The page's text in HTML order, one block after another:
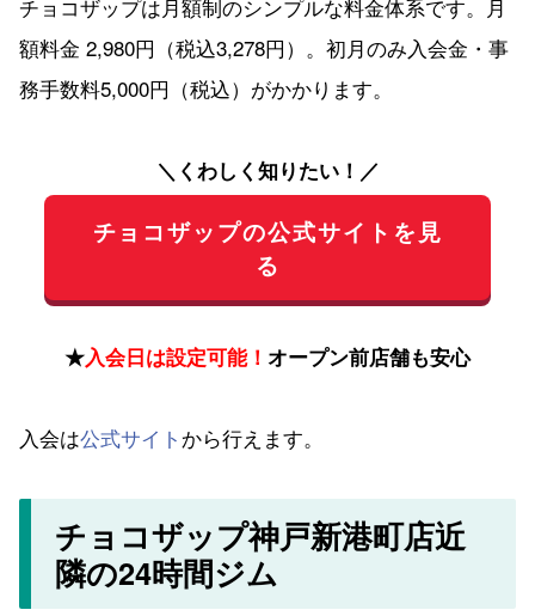
チョコザップは月額制のシンプルな料金体系です。月
額料金 2,980円（税込3,278円）。初月のみ入会金・事
務手数料5,000円（税込）がかかります。
＼くわしく知りたい！／
チョコザップの公式サイトを見
る
★入会日は設定可能！ オープン前店舗も安心
入会は公式サイト から行えます。
チョコザップ神戸新港町店近
隣の24時間ジム